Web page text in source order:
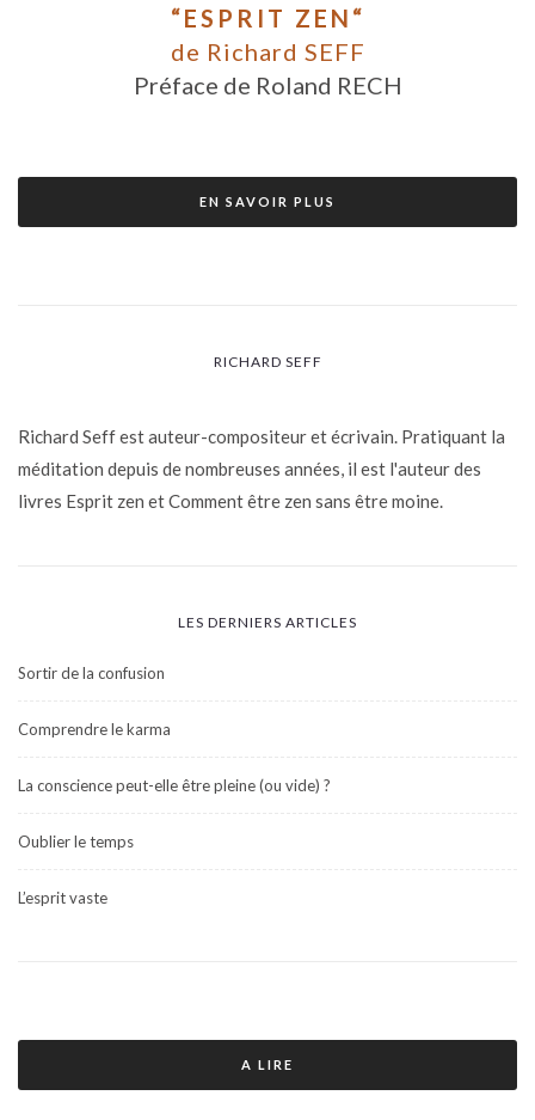
“ESPRIT ZEN“
de Richard SEFF
Préface de Roland RECH
EN SAVOIR PLUS
RICHARD SEFF
Richard Seff est auteur-compositeur et écrivain. Pratiquant la
méditation depuis de nombreuses années, il est l'auteur des
livres Esprit zen et Comment être zen sans être moine.
LES DERNIERS ARTICLES
Sortir de la confusion
Comprendre le karma
La conscience peut-elle être pleine (ou vide) ?
Oublier le temps
L’esprit vaste
A LIRE